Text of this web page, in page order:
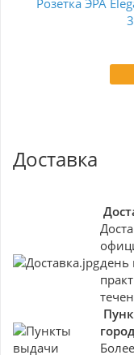
Розетка ЭРА
Доставка
день